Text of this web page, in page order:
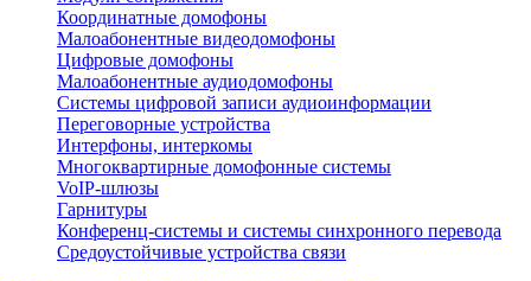
Координатные домофоны
Малоабонентные видеодомофоны
Цифровые домофоны
Малоабонентные аудиодомофоны
Системы цифровой записи аудиоинформации
Переговорные устройства
Интерфоны, интеркомы
Многоквартирные домофонные системы
VoIP-шлюзы
Гарнитуры
Конференц-системы и системы синхронного перевода
Средоустойчивые устройства связи